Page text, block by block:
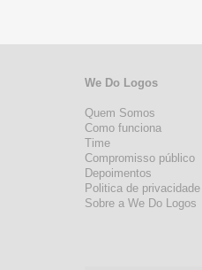
We Do Logos
Quem Somos
Como funciona
Time
Compromisso público
Depoimentos
Politica de privacidade
Sobre a We Do Logos